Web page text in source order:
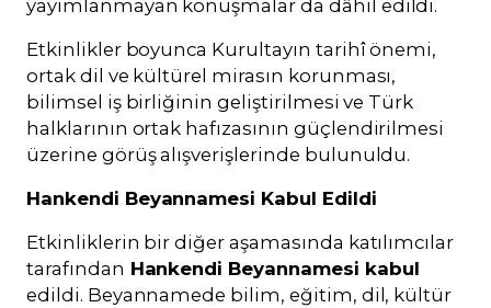
yayımlanmayan konuşmalar da dâhil edildi.
Etkinlikler boyunca Kurultayın tarihî önemi,
ortak dil ve kültürel mirasın korunması,
bilimsel iş birliğinin geliştirilmesi ve Türk
halklarının ortak hafızasının güçlendirilmesi
üzerine görüş alışverişlerinde bulunuldu.
Hankendi Beyannamesi Kabul Edildi
Etkinliklerin bir diğer aşamasında katılımcılar
tarafından Hankendi Beyannamesi kabul
edildi. Beyannamede bilim, eğitim, dil, kültür